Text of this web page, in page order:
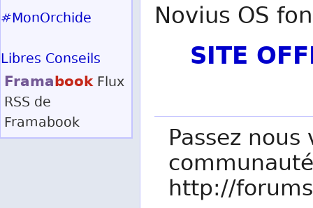
Novius OS
SITE
Passez
http://
#MonOrchide
Libres Conseils
Framabook Flux
RSS de
Framabook